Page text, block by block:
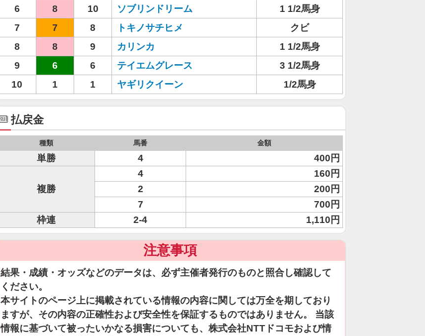
6
8 10 ソブリンドリーム
1 1/2馬身
7
7 8 トキノサチヒメ
クビ
8
8 9 カリンカ
1 1/2馬身
9
6 6 テイエムグレース
3 1/2馬身
10
1 1 ヤギリクイーン 1/2馬身
払戻金
種類 馬番 金額
単勝 4 400円
複勝
4
160円
2
200円
7
700円
枠連
2-4 1,110円
注意事項
結果・成績・オッズなどのデータは、必ず主催者発行のものと照合し確認して
ください。
本サイトのページ上に掲載されている情報の内容に関しては万全を期しており
ますが、その内容の正確性および安全性を保証するものではありません。 当該
情報に基づいて被ったいかなる損害についても、株式会社NTTドコモおよび情